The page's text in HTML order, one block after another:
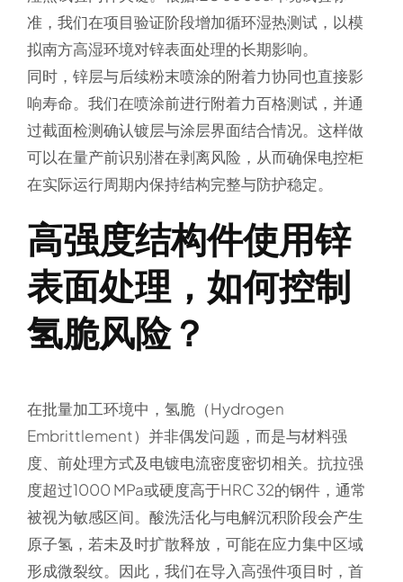
准，我们在项目验证阶段增加循环湿热测试，以模
拟南方高湿环境对锌表面处理的长期影响。
同时，锌层与后续粉末喷涂的附着力协同也直接影
响寿命。我们在喷涂前进行附着力百格测试，并通
过截面检测确认镀层与涂层界面结合情况。这样做
可以在量产前识别潜在剥离风险，从而确保电控柜
在实际运行周期内保持结构完整与防护稳定。
高强度结构件使用锌
表面处理，如何控制
氢脆风险？
在批量加工环境中，氢脆（Hydrogen
Embrittlement）并非偶发问题，而是与材料强
度、前处理方式及电镀电流密度密切相关。抗拉强
度超过1000 MPa或硬度高于HRC 32的钢件，通常
被视为敏感区间。酸洗活化与电解沉积阶段会产生
原子氢，若未及时扩散释放，可能在应力集中区域
形成微裂纹。因此，我们在导入高强件项目时，首